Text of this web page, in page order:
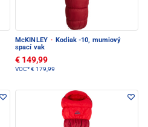
McKINLEY · Kodiak -10, mumiový
spací vak
€ 149,99
VOC*€ 179,99